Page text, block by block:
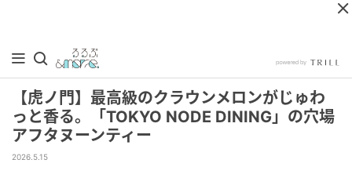
【虎ノ門】最高級のクラウンメロンがじゅわ
っと香る。「TOKYO NODE DINING」の穴場
アフタヌーンティー
2026.5.15